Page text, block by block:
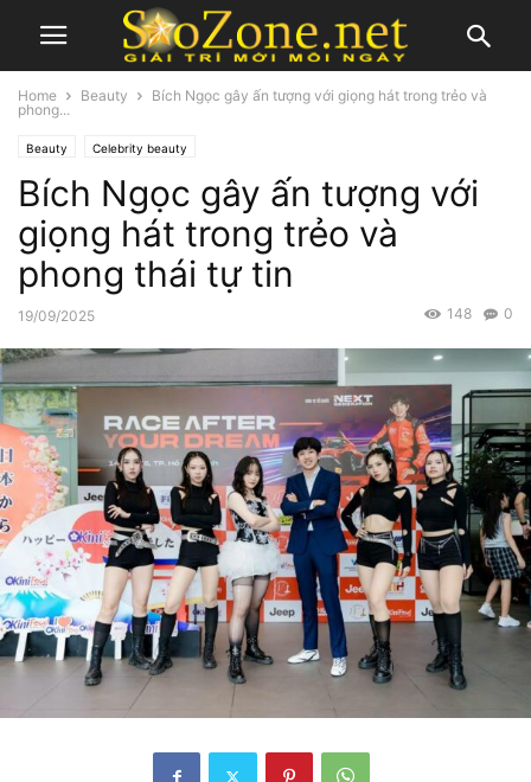
Home Beauty
Bích Ngọc gây ấn tượng với giọng hát trong trẻo và
phong...
Beauty Celebrity beauty
Bích Ngọc gây ấn tượng với
giọng hát trong trẻo và
phong thái tự tin
19/09/2025 0
148